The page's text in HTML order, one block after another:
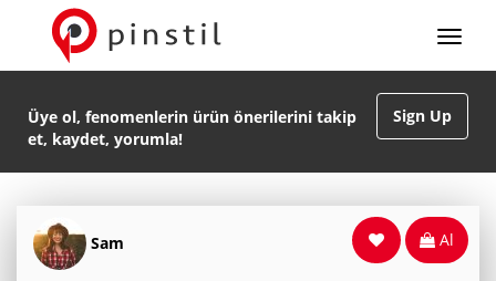
Sign Up
Üye ol, fenomenlerin ürün önerilerini takip
et, kaydet, yorumla!
Sam Al